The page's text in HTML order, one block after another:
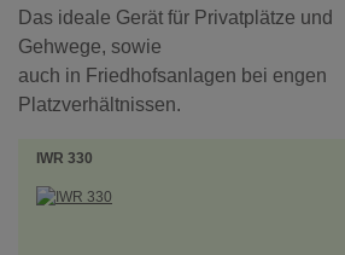
Das ideale Gerät für Privatplätze und
Gehwege, sowie
auch in Friedhofsanlagen bei engen
Platzverhältnissen.
IWR 330